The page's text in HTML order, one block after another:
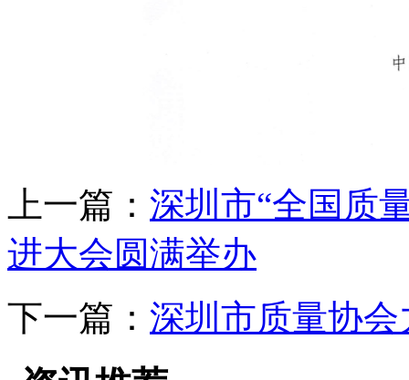
上一篇： 深圳市“全国质
进大会圆满举办
下一篇： 深圳市质量协